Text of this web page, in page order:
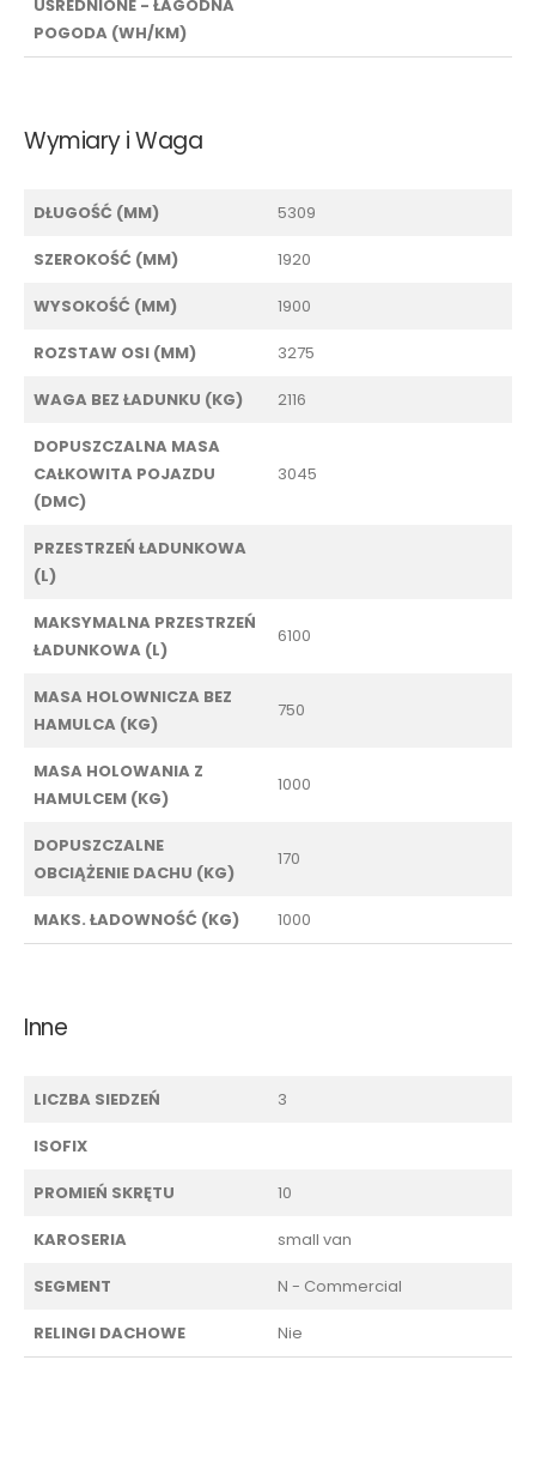
UŚREDNIONE - ŁAGODNA
POGODA (WH/KM)
Wymiary i Waga
DŁUGOŚĆ (MM) 5309
SZEROKOŚĆ (MM) 1920
WYSOKOŚĆ (MM) 1900
ROZSTAW OSI (MM) 3275
WAGA BEZ ŁADUNKU (KG) 2116
DOPUSZCZALNA MASA
CAŁKOWITA POJAZDU
(DMC)
3045
PRZESTRZEŃ ŁADUNKOWA
(L)
MAKSYMALNA PRZESTRZEŃ
ŁADUNKOWA (L)
6100
MASA HOLOWNICZA BEZ
HAMULCA (KG)
750
MASA HOLOWANIA Z
HAMULCEM (KG)
1000
DOPUSZCZALNE
OBCIĄŻENIE DACHU (KG)
170
MAKS. ŁADOWNOŚĆ (KG) 1000
Inne
LICZBA SIEDZEŃ 3
ISOFIX
PROMIEŃ SKRĘTU 10
KAROSERIA small van
SEGMENT N - Commercial
RELINGI DACHOWE Nie